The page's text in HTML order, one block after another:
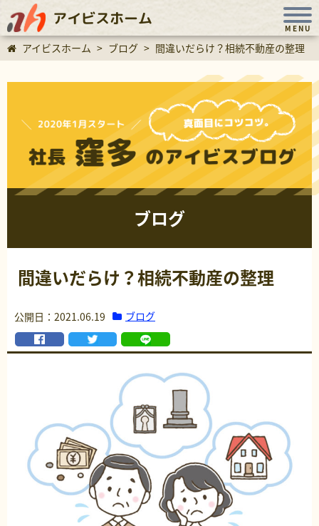
アイビスホーム
MENU
アイビスホーム > ブログ > 間違いだらけ？相続不動産の整理
ブログ
間違いだらけ？相続不動産の整理
公開日：2021.06.19 ブログ